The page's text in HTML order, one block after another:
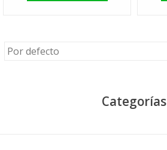
Categorías